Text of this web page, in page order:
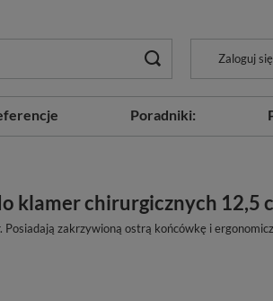
Zaloguj się
Poradniki:
klamer chirurgicznych 12,5
Posiadają zakrzywioną ostrą końcówkę i